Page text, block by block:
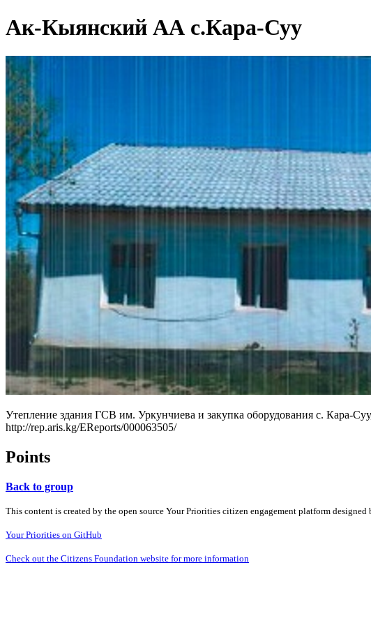
Ак-Кыянский АА с.Кара-Суу
Утепление здания ГСВ им. Уркунчиева и закупка оборудования с. Кара-
http://rep.aris.kg/EReports/000063505/
Points
Back to group
This content is created by the open source Your Priorities citizen engagement platform
Your Priorities on GitHub
Check out the Citizens Foundation website for more information